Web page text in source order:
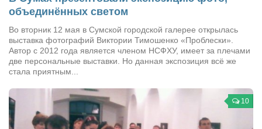
объединённых светом
Во вторник 12 мая в Сумской городской галерее открылась
выставка фотографий Виктории Тимошенко «Проблески».
Автор с 2012 года является членом НСФХУ, имеет за плечами
две персональные выставки. Но данная экспозиция всё же
стала приятным...
10